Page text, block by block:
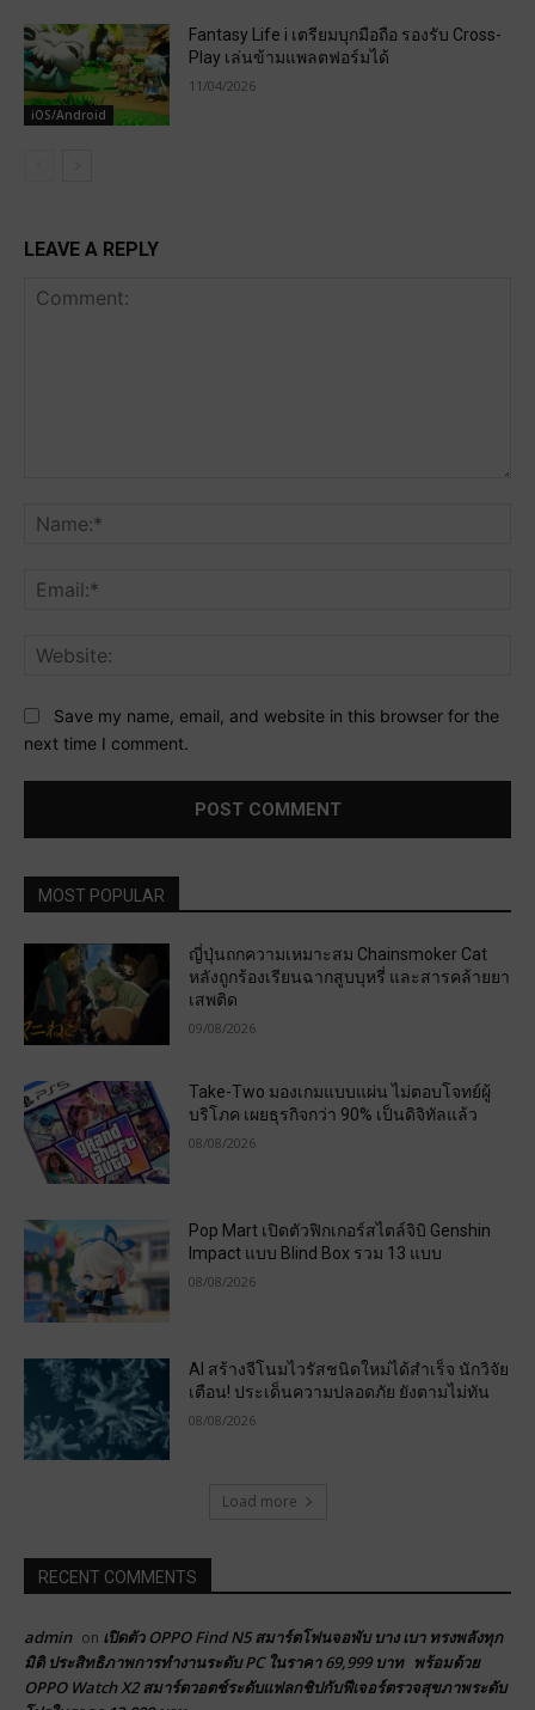
iOS/Android
Fantasy Life i เตรียมบุกมือถือ รองรับ Cross-
Play เล่นข้ามแพลตฟอร์มได้
11/04/2026
LEAVE A REPLY
Save my name, email, and website in this browser for the
next time I comment.
MOST POPULAR
ญี่ปุ่นถกความเหมาะสม Chainsmoker Cat
หลังถูกร้องเรียนฉากสูบบุหรี่ และสารคล้ายยา
เสพติด
09/08/2026
Take-Two มองเกมแบบแผ่น ไม่ตอบโจทย์ผู้
บริโภค เผยธุรกิจกว่า 90% เป็นดิจิทัลแล้ว
08/08/2026
Pop Mart เปิดตัวฟิกเกอร์สไตล์จิบิ Genshin
Impact แบบ Blind Box รวม 13 แบบ
08/08/2026
AI สร้างจีโนมไวรัสชนิดใหม่ได้สำเร็จ นักวิจัย
เตือน! ประเด็นความปลอดภัย ยังตามไม่ทัน
08/08/2026
Load more
RECENT COMMENTS
admin on เปิดตัว OPPO Find N5 สมาร์ตโฟนจอพับ บาง เบา ทรงพลังทุก
มิติ ประสิทธิภาพการทำงานระดับ PC ในราคา 69,999 บาท พร้อมด้วย
OPPO Watch X2 สมาร์ตวอตช์ระดับแฟลกชิปกับฟีเจอร์ตรวจสุขภาพระดับ